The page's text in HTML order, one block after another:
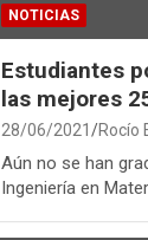
NOTICIAS
Estudiantes
las mejores
28/06/2021 Rocío
Aún no se han
Ingeniería en